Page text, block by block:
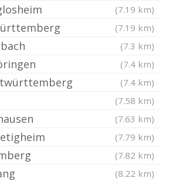
(7.19 km)
(7.19 km)
(7.3 km)
(7.4 km)
(7.4 km)
(7.58 km)
(7.63 km)
(7.79 km)
(7.82 km)
(8.22 km)